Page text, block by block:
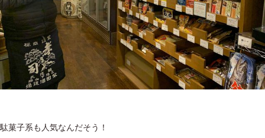
駄菓子系も人気なんだそう！